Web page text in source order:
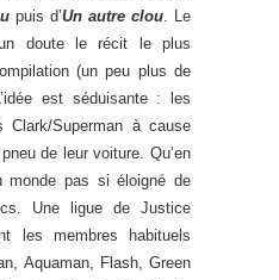
puis d’Un autre clou. Le
doute le récit le plus
(un peu plus de
est séduisante : les
Clark/Superman à cause
de leur voiture. Qu’en
monde pas si éloigné de
Une ligue de Justice
les membres habituels
Aquaman, Flash, Green